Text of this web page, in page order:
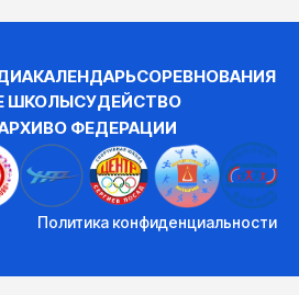
КАЛЕНДАРЬСОРЕВНОВАНИЯ
ШКОЛЫСУДЕЙСТВО
О ФЕДЕРАЦИИ
Политика конфиденциальности